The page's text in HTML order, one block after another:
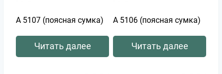
А 5107 (поясная сумка)
Читать далее
А 5106 (поясная сумка)
Читать далее